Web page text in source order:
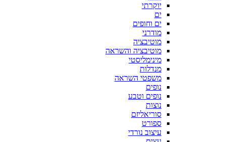
יוקרתי
ים
ים וחופים
מודרני
מוטיבציה
מוטיבציה והשראה
מינימליסטי
מנדלות
משפטי השראה
נופים
נופים וטבע
נוצות
סוריאליזם
ספורט
עיצוב נורדי